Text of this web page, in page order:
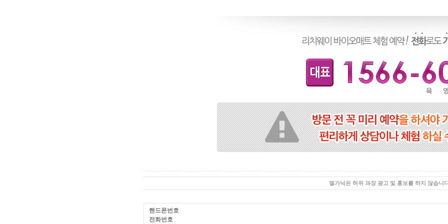
엘가닉은 허위 과장 광고 및 홍보를 하지 않습니
핸드폰번호
전화번호